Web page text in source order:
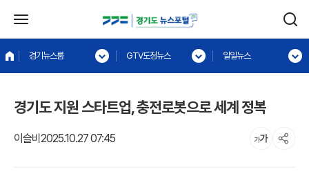
경기뉴스룸 GTV도정뉴스 일일뉴스
경기도 지원 스타트업, 충전로봇으로 세계 정복
이슬비 2025.10.27 07:45